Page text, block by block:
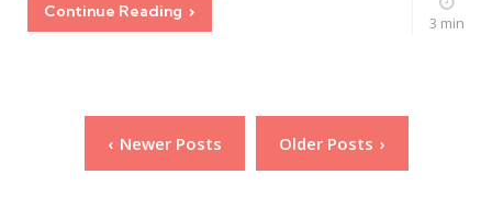
Continue Reading
3 min
PaginaçãoNewer Posts Older Posts